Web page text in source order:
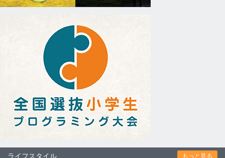
ライフスタイル もっと見る